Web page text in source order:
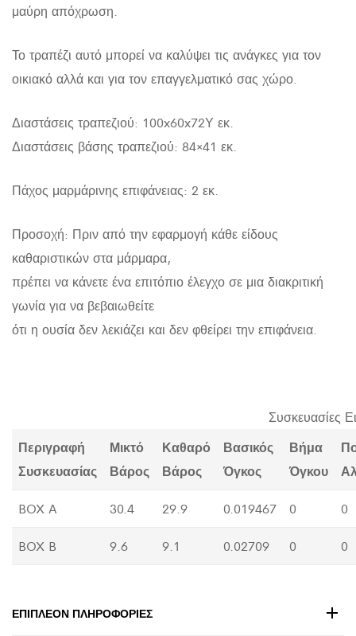
μαύρη απόχρωση.
Το τραπέζι αυτό μπορεί να καλύψει τις ανάγκες για τον
οικιακό αλλά και για τον επαγγελματικό σας χώρο.
Διαστάσεις τραπεζιού: 100x60x72Υ εκ.
Διαστάσεις βάσης τραπεζιού: 84×41 εκ.
Πάχος μαρμάρινης επιφάνειας: 2 εκ.
Προσοχή: Πριν από την εφαρμογή κάθε είδους
καθαριστικών στα μάρμαρα,
πρέπει να κάνετε ένα επιτόπιο έλεγχο σε μια διακριτική
γωνία για να βεβαιωθείτε
ότι η ουσία δεν λεκιάζει και δεν φθείρει την επιφάνεια.
Συσκευασίες
Περιγραφή
Συσκευασίας
Μικτό
Βάρος
Καθαρό
Βάρος
Βασικός
Όγκος
Βήμα
Όγκου
BOX A 30.4 29.9 0.019467 0 0
BOX B 9.6 9.1 0.02709 0 0
ΕΠΙΠΛΈΟΝ ΠΛΗΡΟΦΟΡΊΕΣ